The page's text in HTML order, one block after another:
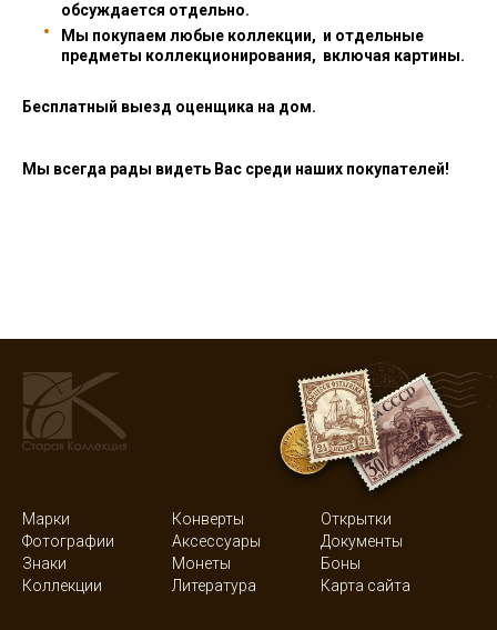
обсуждается отдельно.
Мы покупаем любые коллекции, и отдельные
предметы коллекционирования, включая картины.
Бесплатный выезд оценщика на дом.
Мы всегда рады видеть Вас среди наших покупателей!
Марки Конверты
Открытки
Фотографии
Аксессуары
Документы
Знаки
Монеты
Боны
Коллекции
Литература Карта сайта